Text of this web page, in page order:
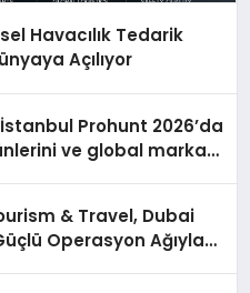
Havacılık Tedarik
Açılıyor
Prohunt 2026’da
ve global marka
& Travel, Dubai
Operasyon Ağıyla